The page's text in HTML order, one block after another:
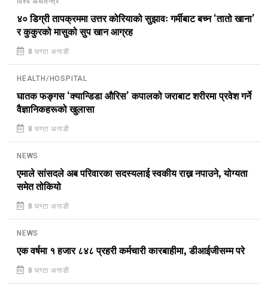
४० डिग्री तापक्रममा उत्तर कोरियाको सुझावः गर्मीबाट बच्न ‘तातो खाना’
र कुकुरको मासुको सुप खान आग्रह
8 घण्टा अगाडी
HEALTH/HOSPITAL
घातक फङ्गस ‘क्यान्डिडा औरिस’ कपालको जराबाट शरीरमा प्रवेश गर्ने
वैज्ञानिकहरूको खुलासा
8 घण्टा अगाडी
NEWS
एमाले सांसदले अब परिवारका सदस्यलाई स्वकीय राख्न नपाउने, योग्यता
समेत तोकियो
8 घण्टा अगाडी
NEWS
एक वर्षमा १ हजार ८४८ प्रहरी कर्मचारी कारबाहीमा, डीआईजीसम्म परे
8 घण्टा अगाडी